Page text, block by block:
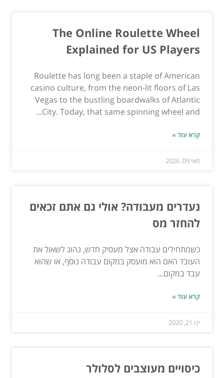
The Online Roulette Wheel
Explained for US Players
Roulette has long been a staple of American
casino culture, from the neon-lit floors of Las
Vegas to the bustling boardwalks of Atlantic
City. Today, that same spinning wheel and...
קרא עוד »
מאי 09, 2026
נעדרים מעבודה? אולי גם אתם זכאים
להחזר מס
כשמתחילים עבודה אצל מעסיק חדש, נהוג לשאול את
העובד האם הוא מועסק במקום עבודה נוסף, או שהוא
עבד במקום...
קרא עוד »
ינו 21, 2020
כיסויים מעוצבים לסלולר